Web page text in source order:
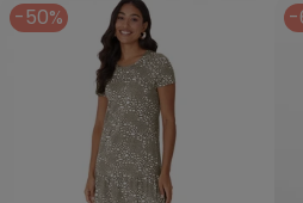
-50% -